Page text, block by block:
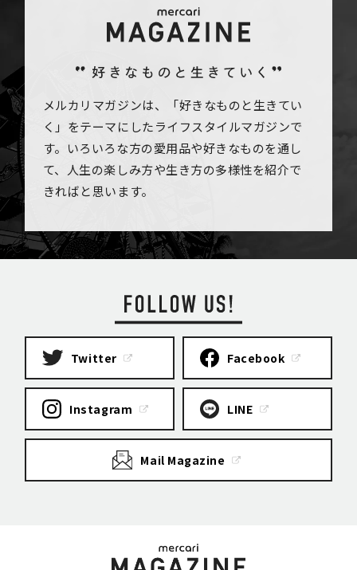
メルカリマガジンは、「好きなものと生きてい
く」をテーマにしたライフスタイルマガジンで
す。いろいろな方の愛用品や好きなものを通し
て、人生の楽しみ方や生き方の多様性を紹介で
きればと思います。
Twitter Facebook
Instagram LINE
Mail Magazine